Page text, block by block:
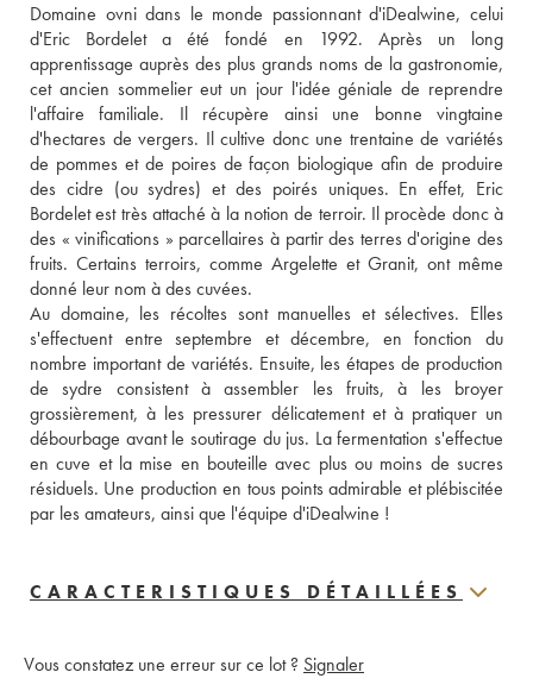
Domaine ovni dans le monde passionnant d'iDealwine, celui
d'Eric Bordelet a été fondé en 1992. Après un long
apprentissage auprès des plus grands noms de la gastronomie,
cet ancien sommelier eut un jour l'idée géniale de reprendre
l'affaire familiale. Il récupère ainsi une bonne vingtaine
d'hectares de vergers. Il cultive donc une trentaine de variétés
de pommes et de poires de façon biologique afin de produire
des cidre (ou sydres) et des poirés uniques. En effet, Eric
Bordelet est très attaché à la notion de terroir. Il procède donc à
des « vinifications » parcellaires à partir des terres d'origine des
fruits. Certains terroirs, comme Argelette et Granit, ont même
donné leur nom à des cuvées.
Au domaine, les récoltes sont manuelles et sélectives. Elles
s'effectuent entre septembre et décembre, en fonction du
nombre important de variétés. Ensuite, les étapes de production
de sydre consistent à assembler les fruits, à les broyer
grossièrement, à les pressurer délicatement et à pratiquer un
débourbage avant le soutirage du jus. La fermentation s'effectue
en cuve et la mise en bouteille avec plus ou moins de sucres
résiduels. Une production en tous points admirable et plébiscitée
par les amateurs, ainsi que l'équipe d'iDealwine !
CARACTERISTIQUES DÉTAILLÉES
Vous constatez une erreur sur ce lot ? Signaler